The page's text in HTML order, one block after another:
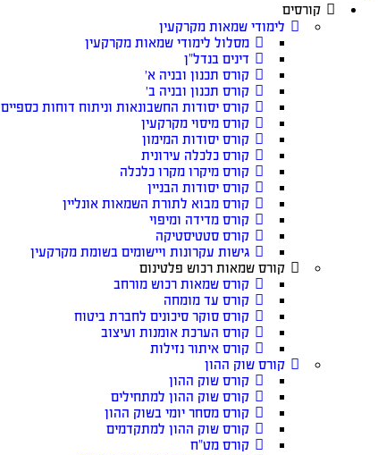
קורסים
לימודי שמאות מקרקעין
מסלול לימודי שמאות מקרקעין
דינים בנדל”ן
קורס תכנון ובניה א׳
קורס תכנון ובניה ב׳
קורס יסודות החשבונאות וניתוח דוחות כספיים
קורס מיסוי מקרקעין
קורס יסודות המימון
קורס כלכלה עירונית
קורס מיקרו מקרו כלכלה
קורס יסודות הבניין
קורס מבוא לתורת השמאות אונליין
קורס מדידה ומיפוי
קורס סטטיסטיקה
גישות עקרונות ויישומים בשומת מקרקעין
קורס שמאות רכוש פלטינום
קורס שמאות רכוש מורחב
קורס עד מומחה
קורס סוקר סיכונים לחברת ביטוח
קורס הערכת אומנות ועיצוב
קורס איתור נזילות
קורס שוק ההון
קורס שוק ההון
קורס שוק ההון למתחילים
קורס מסחר יומי בשוק ההון
קורס שוק ההון למתקדמים
קורס מט”ח